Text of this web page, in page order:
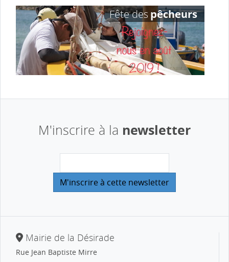
M'inscrire à la newsletter
Mairie de la Désirade
Rue Jean Baptiste Mirre